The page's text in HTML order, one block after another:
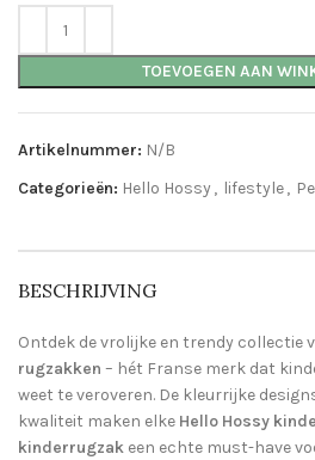
TOEVOEGEN AAN
Artikelnummer: N/B
Categorieën: Hello Hossy, lifestyle,
BESCHRIJVING
Ontdek de vrolijke en trendy collectie
rugzakken – hét Franse merk dat
weet te veroveren. De kleurrijke
kwaliteit maken elke Hello Hossy
kinderrugzak een echte must-have